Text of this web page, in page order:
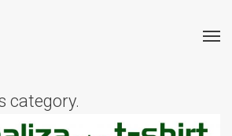
category.